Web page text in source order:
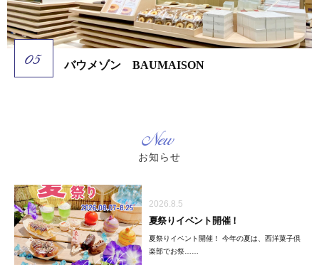
バウメゾン BAUMAISON
New
お知らせ
2026.8.5
夏祭りイベント開催！
夏祭りイベント開催！ 今年の夏は、西洋菓子倶
楽部でお祭……